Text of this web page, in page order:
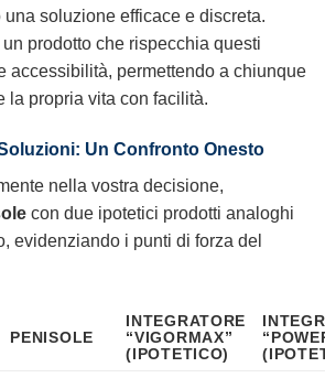
soluzione efficace e discreta.
prodotto che rispecchia questi
accessibilità, permettendo a chiunque
la propria vita con facilità.
Un Confronto Onesto
nella vostra decisione,
con due ipotetici prodotti analoghi
evidenziando i punti di forza del
PENISOLE
INTEGRATORE
“VIGORMAX”
(IPOTETICO)